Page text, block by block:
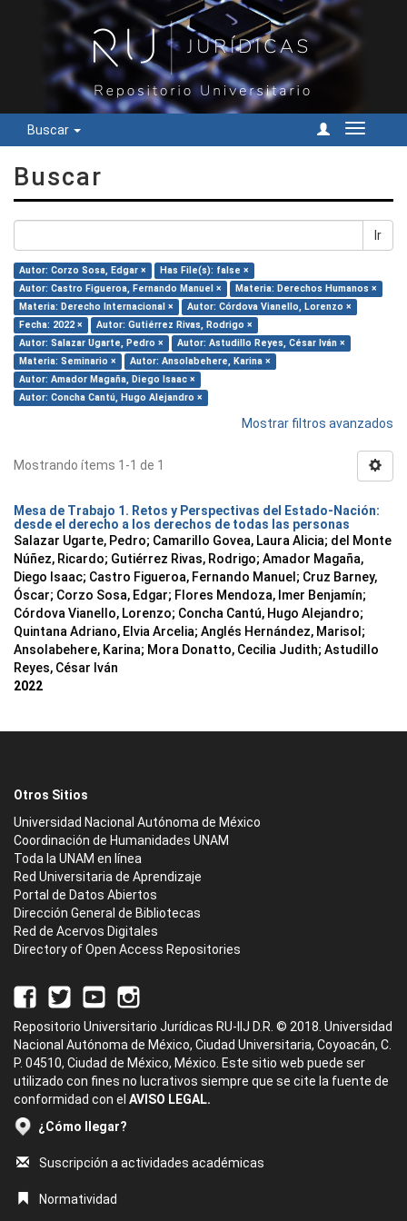
Buscar
Cambiar
Buscar
Ir
Autor: Corzo Sosa, Edgar ×
Has File(s): false ×
Autor: Castro Figueroa, Fernando Manuel ×
Materia: Derechos Humanos ×
Materia: Derecho Internacional ×
Autor: Córdova Vianello, Lorenzo ×
Fecha: 2022 ×
Autor: Gutiérrez Rivas, Rodrigo ×
Autor: Salazar Ugarte, Pedro ×
Autor: Astudillo Reyes, César Iván ×
Materia: Seminario ×
Autor: Ansolabehere, Karina ×
Autor: Amador Magaña, Diego Isaac ×
Autor: Concha Cantú, Hugo Alejandro ×
Mostrar filtros avanzados
Mostrando ítems 1-1 de 1
Mesa de Trabajo 1. Retos y Perspectivas del Estado-Nación:
desde el derecho a los derechos de todas las personas
Salazar Ugarte, Pedro; Camarillo Govea, Laura Alicia; del Monte
Núñez, Ricardo; Gutiérrez Rivas, Rodrigo; Amador Magaña,
Diego Isaac; Castro Figueroa, Fernando Manuel ; Cruz Barney,
Óscar; Corzo Sosa, Edgar; Flores Mendoza, Imer Benjamín;
Córdova Vianello, Lorenzo; Concha Cantú, Hugo Alejandro;
Quintana Adriano, Elvia Arcelia; Anglés Hernández, Marisol ;
Ansolabehere, Karina; Mora Donatto, Cecilia Judith; Astudillo
Reyes, César Iván
2022
Otros Sitios
Universidad Nacional Autónoma de México
Coordinación de Humanidades UNAM
Toda la UNAM en línea
Red Universitaria de Aprendizaje
Portal de Datos Abiertos
Dirección General de Bibliotecas
Red de Acervos Digitales
Directory of Open Access Repositories
Repositorio Universitario Jurídicas RU-IIJ D.R. © 2018. Universidad
Nacional Autónoma de México, Ciudad Universitaria, Coyoacán, C.
P. 04510, Ciudad de México, México. Este sitio web puede ser
utilizado con fines no lucrativos siempre que se cite la fuente de
conformidad con el AVISO LEGAL.
¿Cómo llegar?
Suscripción a actividades académicas
Normatividad